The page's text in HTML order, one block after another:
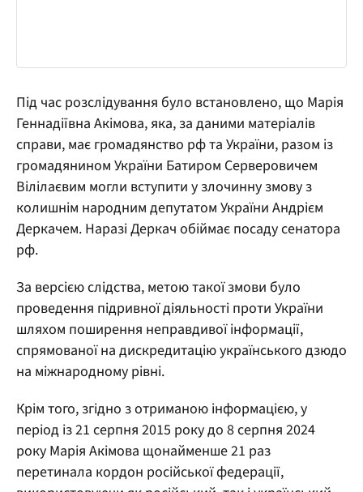
Під час розслідування було встановлено, що Марія
Геннадіївна Акімова, яка, за даними матеріалів
справи, має громадянство рф та України, разом із
громадянином України Батиром Серверовичем
Вілілаєвим могли вступити у злочинну змову з
колишнім народним депутатом України Андрієм
Деркачем. Наразі Деркач обіймає посаду сенатора
рф.
За версією слідства, метою такої змови було
проведення підривної діяльності проти України
шляхом поширення неправдивої інформації,
спрямованої на дискредитацію українського дзюдо
на міжнародному рівні.
Крім того, згідно з отриманою інформацією, у
період із 21 серпня 2015 року до 8 серпня 2024
року Марія Акімова щонайменше 21 раз
перетинала кордон російської федерації,